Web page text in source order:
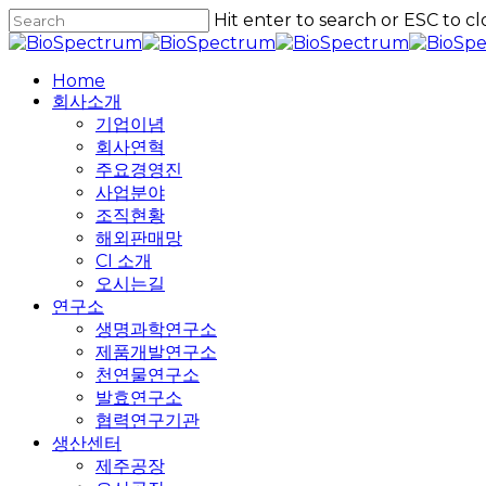
Skip
to
content
Hit enter to search or ESC to
Close
Home
회사소개
기업이념
회사연혁
주요경영진
사업분야
조직현황
해외판매망
CI 소개
오시는길
연구소
생명과학연구소
제품개발연구소
천연물연구소
발효연구소
협력연구기관
생산센터
제주공장